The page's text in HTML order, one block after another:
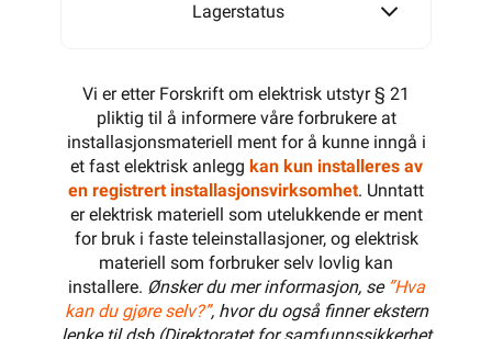
Lagerstatus
Vi er etter Forskrift om elektrisk utstyr § 21
pliktig til å informere våre forbrukere at
installasjonsmateriell ment for å kunne inngå i
et fast elektrisk anlegg kan kun installeres av
en registrert installasjonsvirksomhet. Unntatt
er elektrisk materiell som utelukkende er ment
for bruk i faste teleinstallasjoner, og elektrisk
materiell som forbruker selv lovlig kan
installere. Ønsker du mer informasjon, se ”Hva
kan du gjøre selv?”, hvor du også finner ekstern